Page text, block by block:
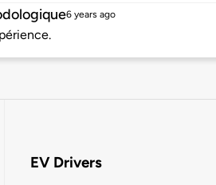
6 years ago
EV Drivers